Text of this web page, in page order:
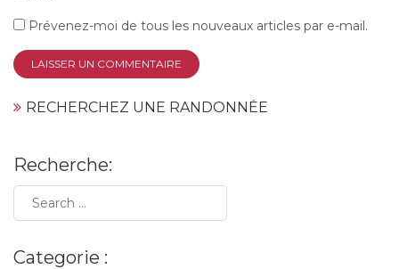
Prévenez-moi de tous les nouveaux articles par e-mail.
RECHERCHEZ UNE RANDONNÉE
Recherche:
Categorie :